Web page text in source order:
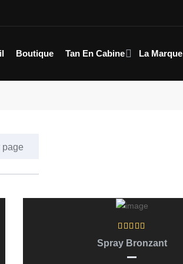
Boutique Tan En Cabine La Marque
Ajouter Au Panier
Spray Bronzant